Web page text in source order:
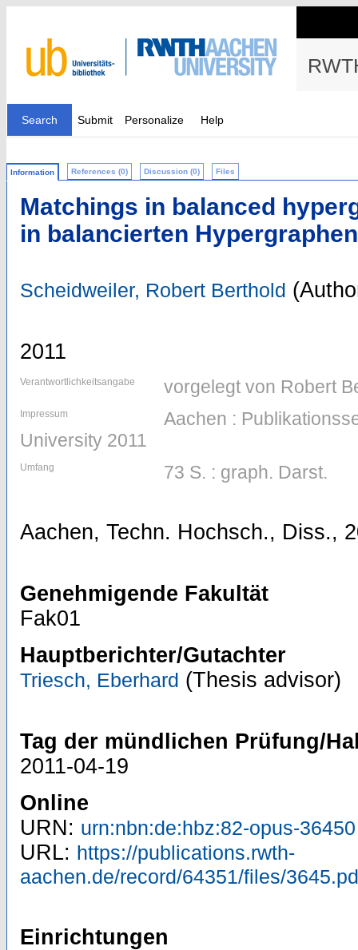
Search Submit Personalize Help
Information References (0) Discussion (0) Files
Matchings in balanced
in balancierten Hypergraphen
Scheidweiler, Robert Berthold
2011
Verantwortlichkeitsangabe vorgelegt von Robert
Impressum
Aachen :
University 2011
Umfang 73 S. : graph. Darst.
Aachen, Techn. Hochsch., Diss.,
Genehmigende Fakultät
Fak01
Hauptberichter/Gutachter
Triesch, Eberhard (Thesis advisor)
Tag der mündlichen Prüfung/
2011-04-19
Online
URN: urn:nbn:de:hbz:82-opus-36450
URL: https://publications.rwth-
aachen.de/record/64351/files/
Einrichtungen